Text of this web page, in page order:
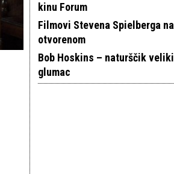
kinu Forum
Filmovi Stevena Spielberga na
otvorenom
Bob Hoskins – naturščik veliki
glumac